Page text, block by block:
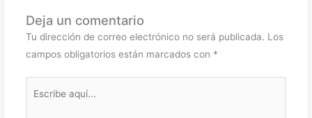
Deja un comentario
Tu dirección de correo electrónico no será publicada. Los
campos obligatorios están marcados con *